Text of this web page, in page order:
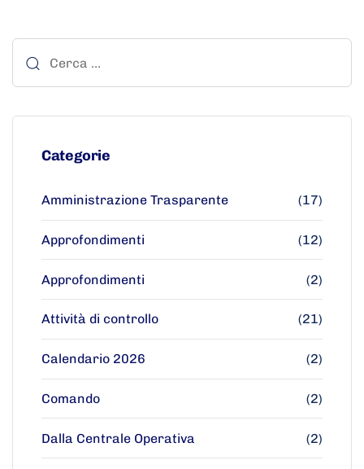
Categorie
Amministrazione Trasparente (17)
Approfondimenti (12)
Approfondimenti (2)
Attività di controllo (21)
Calendario 2026 (2)
Comando (2)
Dalla Centrale Operativa (2)